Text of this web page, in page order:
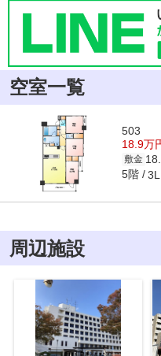
空室一覧
503
18.9万
敷金
5階
周辺施設